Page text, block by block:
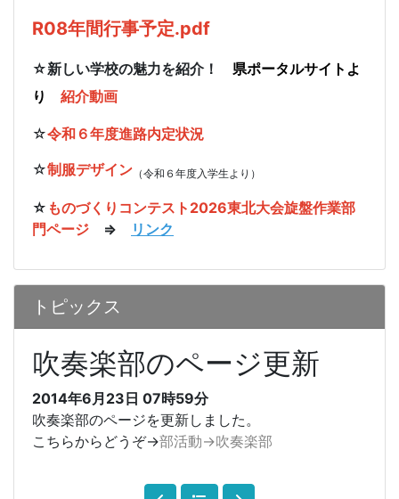
R08年間行事予定.pdf
☆新しい学校の魅力を紹介！ 県ポータルサイトよ
り
紹介動画
☆令和６年度進路内定状況
☆制服デザイン （令和６年度入学生より）
☆ ものづくりコンテスト2026東北大会旋盤作業部
門ページ ⇒ リンク
トピックス
吹奏楽部のページ更新
2014年6月23日 07時59分
吹奏楽部のページを更新しました。
こちらからどうぞ→部活動→吹奏楽部